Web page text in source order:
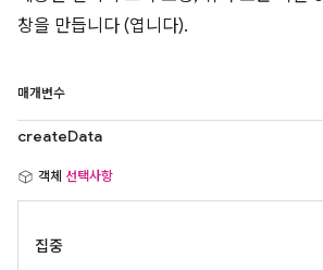
창을 만듭니다 (엽니다).
매개변수
createData
객체 선택사항
집중